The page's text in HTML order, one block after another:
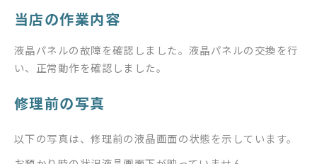
当店の作業内容
液晶パネルの故障を確認しました。液晶パネルの交換を行
い、正常動作を確認しました。
修理前の写真
以下の写真は、修理前の液晶画面の状態を示しています。